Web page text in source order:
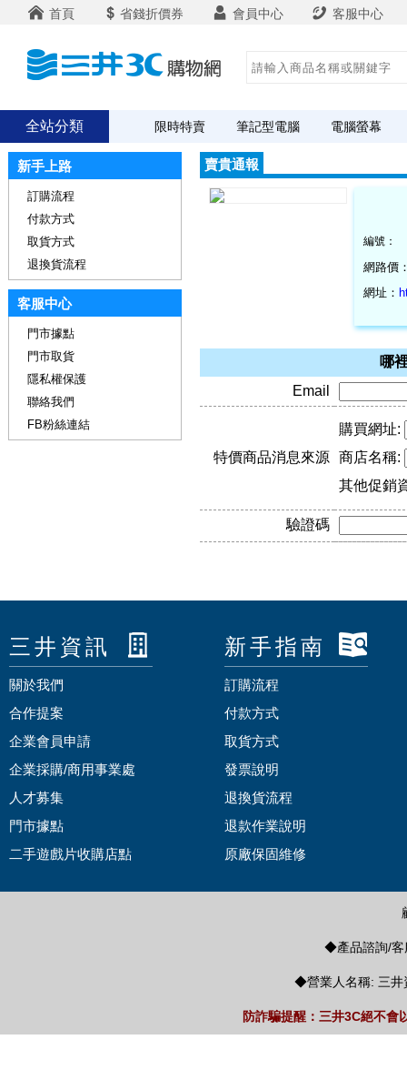
首頁 省錢折價券 會員中心 客服中心
全站分類 限時特賣 筆記型電腦 電腦螢幕
賣貴通報
編號：
網路價
網址：
哪
Email
特價商品消息來源
購買網址:
商店名稱:
其他促銷
驗證碼
新手上路
訂購流程
付款方式
取貨方式
退換貨流程
客服中心
門市據點
門市取貨
隱私權保護
聯絡我們
FB粉絲連結
三井資訊
關於我們
合作提案
企業會員申請
企業採購/商用事業處
人才募集
門市據點
二手遊戲片收購店點
新手指南
訂購流程
付款方式
取貨方式
發票說明
退換貨流程
退款作業說明
原廠保固維修
◆產品諮詢/客
◆營業人名稱: 三井
防詐騙提醒：三井3C絕不會